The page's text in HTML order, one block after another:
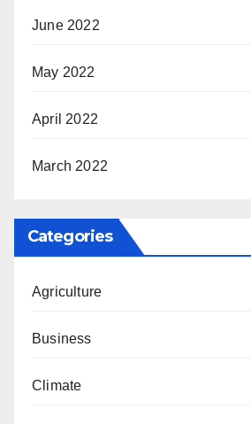
June 2022
May 2022
April 2022
March 2022
Categories
Agriculture
Business
Climate